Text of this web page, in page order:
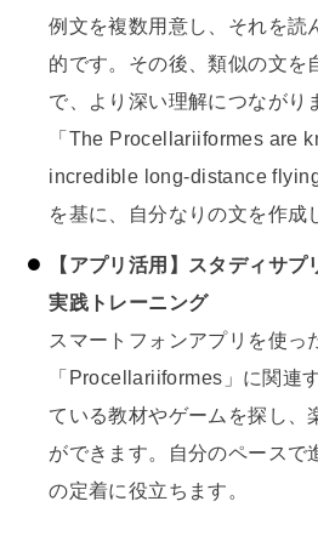
例文を複数用意し、それを読
的です。その後、類似の文を
で、より深い理解につながり
「The Procellariiformes are
incredible long-distance
を基に、自分なりの文を作成
【アプリ活用】スタディサ
実践トレーニング
スマートフォンアプリを使っ
「Procellariiformes」に関連
ている教材やゲームを探し、
ができます。自分のペースで
の定着に役立ちます。